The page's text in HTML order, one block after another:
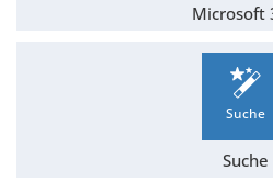
Microsoft
Suche
Suche